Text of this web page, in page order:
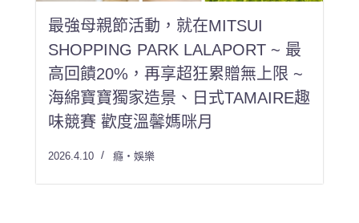
最強母親節活動，就在MITSUI
SHOPPING PARK LALAPORT ~ 最
高回饋20%，再享超狂累贈無上限 ~
海綿寶寶獨家造景、日式TAMAIRE趣
味競賽 歡度溫馨媽咪月
2026.4.10 癮・娛樂